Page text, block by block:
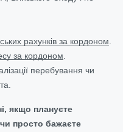
рахунків за кордоном
за кордоном
перебування чи
якщо плануєте
чи просто бажаєте